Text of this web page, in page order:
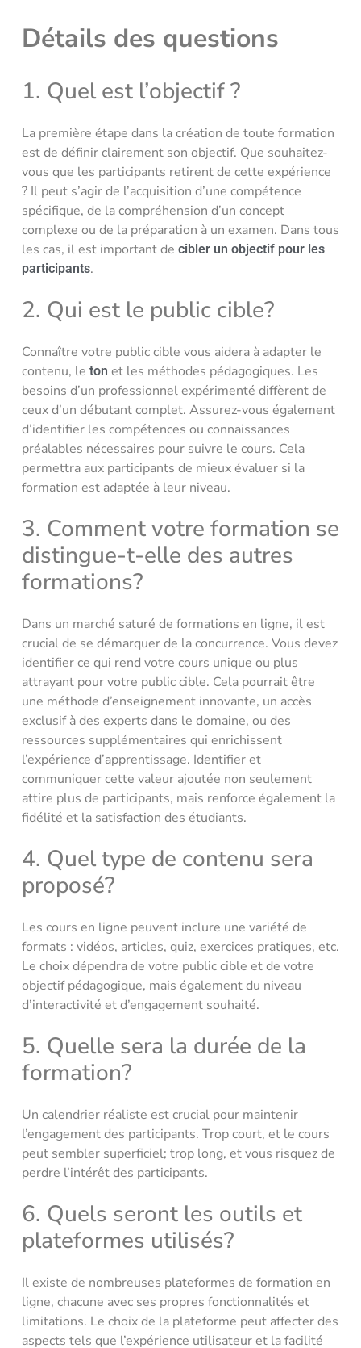
Détails des questions
1. Quel est l’objectif ?
La première étape dans la création de toute formation
est de définir clairement son objectif. Que souhaitez-
vous que les participants retirent de cette expérience
? Il peut s’agir de l’acquisition d’une compétence
spécifique, de la compréhension d’un concept
complexe ou de la préparation à un examen. Dans tous
les cas, il est important de cibler un objectif pour les
participants.
2. Qui est le public cible?
Connaître votre public cible vous aidera à adapter le
contenu, le ton et les méthodes pédagogiques. Les
besoins d’un professionnel expérimenté diffèrent de
ceux d’un débutant complet. Assurez-vous également
d’identifier les compétences ou connaissances
préalables nécessaires pour suivre le cours. Cela
permettra aux participants de mieux évaluer si la
formation est adaptée à leur niveau.
3. Comment votre formation se
distingue-t-elle des autres
formations?
Dans un marché saturé de formations en ligne, il est
crucial de se démarquer de la concurrence. Vous devez
identifier ce qui rend votre cours unique ou plus
attrayant pour votre public cible. Cela pourrait être
une méthode d’enseignement innovante, un accès
exclusif à des experts dans le domaine, ou des
ressources supplémentaires qui enrichissent
l’expérience d’apprentissage. Identifier et
communiquer cette valeur ajoutée non seulement
attire plus de participants, mais renforce également la
fidélité et la satisfaction des étudiants.
4. Quel type de contenu sera
proposé?
Les cours en ligne peuvent inclure une variété de
formats : vidéos, articles, quiz, exercices pratiques, etc.
Le choix dépendra de votre public cible et de votre
objectif pédagogique, mais également du niveau
d’interactivité et d’engagement souhaité.
5. Quelle sera la durée de la
formation?
Un calendrier réaliste est crucial pour maintenir
l’engagement des participants. Trop court, et le cours
peut sembler superficiel; trop long, et vous risquez de
perdre l’intérêt des participants.
6. Quels seront les outils et
plateformes utilisés?
Il existe de nombreuses plateformes de formation en
ligne, chacune avec ses propres fonctionnalités et
limitations. Le choix de la plateforme peut affecter des
aspects tels que l’expérience utilisateur et la facilité